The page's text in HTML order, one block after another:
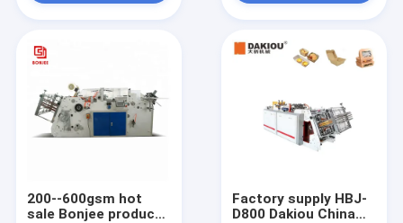
200--600gsm hot
sale Bonjee products
Factory supply HBJ-
D800 Dakiou China